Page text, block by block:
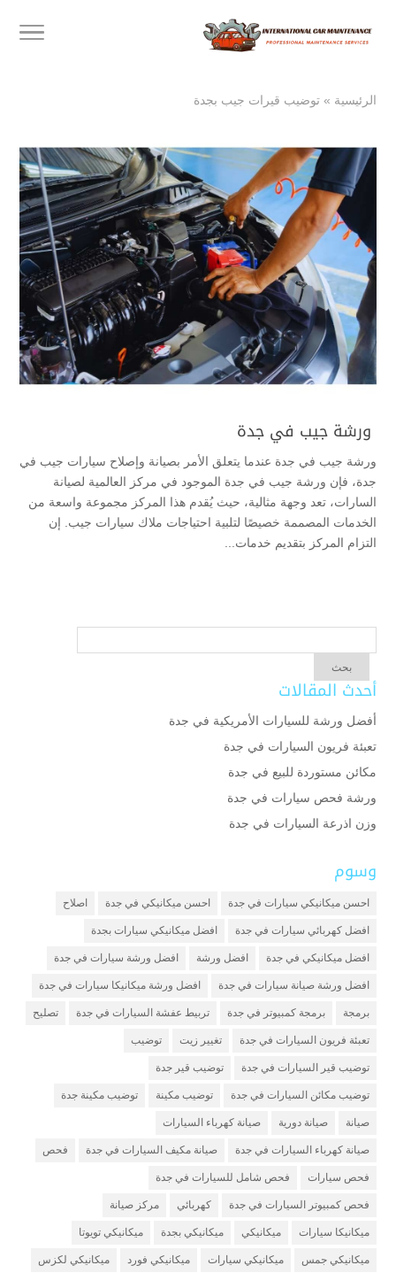
الرئيسية » توضيب قيرات جيب بجدة
ورشة جيب في جدة
ورشة جيب في جدة عندما يتعلق الأمر بصيانة وإصلاح سيارات جيب في
جدة، فإن ورشة جيب في جدة الموجود في مركز العالمية لصيانة
السارات، تعد وجهة مثالية، حيث يُقدم هذا المركز مجموعة واسعة من
الخدمات المصممة خصيصًا لتلبية احتياجات ملاك سيارات جيب. إن
التزام المركز بتقديم خدمات...
أحدث المقالات
أفضل ورشة للسيارات الأمريكية في جدة
تعبئة فريون السيارات في جدة
مكائن مستوردة للبيع في جدة
ورشة فحص سيارات في جدة
وزن اذرعة السيارات في جدة
وسوم
احسن ميكانيكي سيارات في جدة احسن ميكانيكي في جدة اصلاح
افضل كهربائي سيارات في جدة افضل ميكانيكي سيارات بجدة
افضل ميكانيكي في جدة افضل ورشة افضل ورشة سيارات في جدة
افضل ورشة صيانة سيارات في جدة افضل ورشة ميكانيكا سيارات في جدة
برمجة برمجة كمبيوتر في جدة تربيط عفشة السيارات في جدة تصليح
تعبئة فريون السيارات في جدة تغيير زيت توضيب
توضيب قير السيارات في جدة توضيب قير جدة
توضيب مكائن السيارات في جدة توضيب مكينة توضيب مكينة جدة
صيانة صيانة دورية صيانة كهرباء السيارات
صيانة كهرباء السيارات في جدة صيانة مكيف السيارات في جدة فحص
فحص سيارات فحص شامل للسيارات في جدة
فحص كمبيوتر السيارات في جدة كهربائي مركز صيانة
ميكانيكا سيارات ميكانيكي ميكانيكي بجدة ميكانيكي تويوتا
ميكانيكي جمس ميكانيكي سيارات ميكانيكي فورد ميكانيكي لكزس